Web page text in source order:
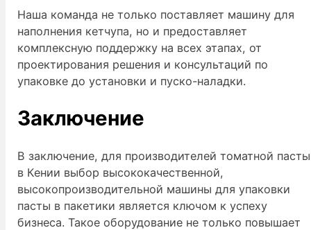
Наша команда не только поставляет машину для
наполнения кетчупа, но и предоставляет
комплексную поддержку на всех этапах, от
проектирования решения и консультаций по
упаковке до установки и пуско-наладки.
Заключение
В заключение, для производителей томатной пасты
в Кении выбор высококачественной,
высокопроизводительной машины для упаковки
пасты в пакетики является ключом к успеху
бизнеса. Такое оборудование не только повышает